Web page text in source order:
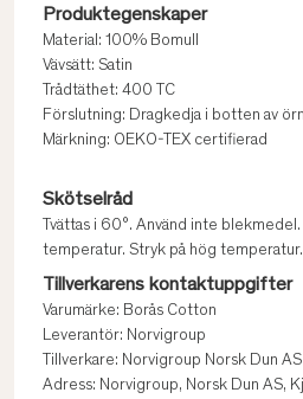
Produktegenskaper
Material: 100% Bomull
Vävsätt: Satin
Trådtäthet: 400 TC
Förslutning: Dragkedja i botten av
Märkning: OEKO-TEX certifierad
Skötselråd
Tvättas i 60°. Använd inte
temperatur. Stryk på hög
Tillverkarens kontaktuppgifter
Varumärke: Borås Cotton
Leverantör: Norvigroup
Tillverkare: Norvigroup Norsk Dun AS
Adress: Norvigroup, Norsk Dun AS,